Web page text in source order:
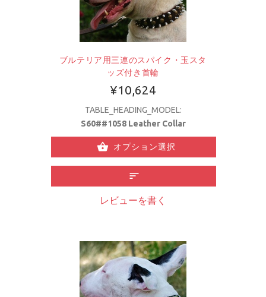
ブルテリア用三連のスパイク・玉スタ
ッズ付き首輪
¥10,624
TABLE_HEADING_MODEL:
S60##1058 Leather Collar
オプション選択
レビューを書く